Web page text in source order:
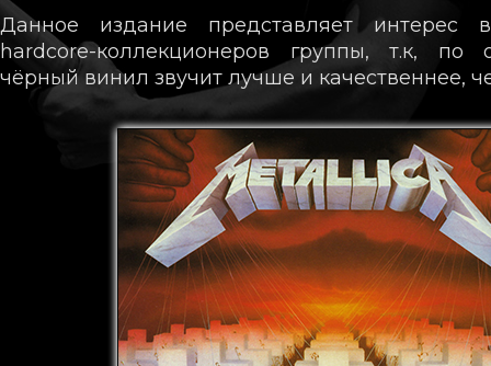
Данное издание представляет интерес
hardcore-коллекционеров группы, т.к,
чёрный винил звучит лучше и качественнее,